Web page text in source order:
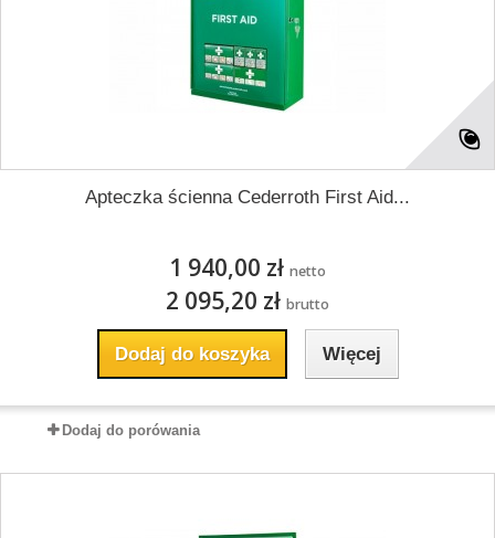
Apteczka ścienna Cederroth First Aid...
1 940,00 zł netto
2 095,20 zł brutto
Dodaj do koszyka Więcej
Dodaj do porówania